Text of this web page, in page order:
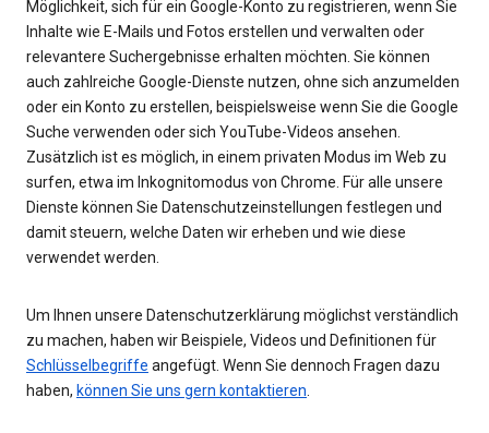
Möglichkeit, sich für ein Google-Konto zu registrieren, wenn Sie
Inhalte wie E-Mails und Fotos erstellen und verwalten oder
relevantere Suchergebnisse erhalten möchten. Sie können
auch zahlreiche Google-Dienste nutzen, ohne sich anzumelden
oder ein Konto zu erstellen, beispielsweise wenn Sie die Google
Suche verwenden oder sich YouTube-Videos ansehen.
Zusätzlich ist es möglich, in einem privaten Modus im Web zu
surfen, etwa im Inkognitomodus von Chrome. Für alle unsere
Dienste können Sie Datenschutzeinstellungen festlegen und
damit steuern, welche Daten wir erheben und wie diese
verwendet werden.
Um Ihnen unsere Datenschutzerklärung möglichst verständlich
zu machen, haben wir Beispiele, Videos und Definitionen für
Schlüsselbegriffe angefügt. Wenn Sie dennoch Fragen dazu
haben, können Sie uns gern kontaktieren.